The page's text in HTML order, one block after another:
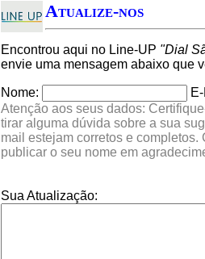
Atualize-nos
Encontrou aqui no Line-UP "Dial
envie uma mensagem abaixo que
Nome:
Atenção aos seus dados:
tirar alguma dúvida sobre a sua
mail estejam corretos e
publicar o seu nome em
Sua Atualização: